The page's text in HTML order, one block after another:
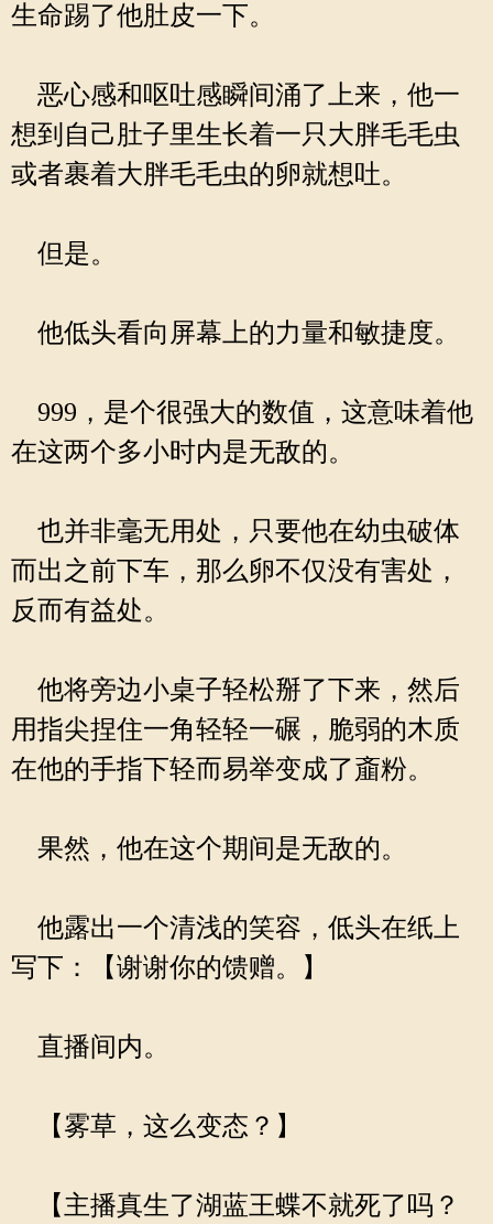
生命踢了他肚皮一下。
恶心感和呕吐感瞬间涌了上来，他一
想到自己肚子里生长着一只大胖毛毛虫
或者裹着大胖毛毛虫的卵就想吐。
但是。
他低头看向屏幕上的力量和敏捷度。
999，是个很强大的数值，这意味着他
在这两个多小时内是无敌的。
也并非毫无用处，只要他在幼虫破体
而出之前下车，那么卵不仅没有害处，
反而有益处。
他将旁边小桌子轻松掰了下来，然后
用指尖捏住一角轻轻一碾，脆弱的木质
在他的手指下轻而易举变成了齑粉。
果然，他在这个期间是无敌的。
他露出一个清浅的笑容，低头在纸上
写下：【谢谢你的馈赠。】
直播间内。
【雾草，这么变态？】
【主播真生了湖蓝王蝶不就死了吗？